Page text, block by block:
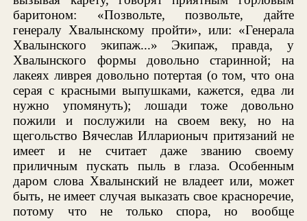
баритоном: «Позвольте, позвольте, дайте
генералу Хвалынскому пройти», или: «Генерала
Хвалынского экипаж...» Экипаж, правда, у
Хвалынского формы довольно старинной; на
лакеях ливрея довольно потертая (о том, что она
серая с красными выпушками, кажется, едва ли
нужно упомянуть); лошади тоже довольно
пожили и послужили на своем веку, но на
щегольство Вячеслав Илларионыч притязаний не
имеет и не считает даже званию своему
приличным пускать пыль в глаза. Особенным
даром слова Хвалынский не владеет или, может
быть, не имеет случая выказать свое красноречие,
потому что не только спора, но вообще